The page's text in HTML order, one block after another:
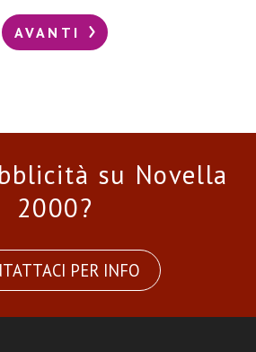
AVANTI
su Novella
2000?
PER INFO